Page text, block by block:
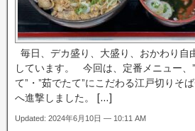
毎日、デカ盛り、大盛り、おかわり自
しています。 今回は、定番メニュー、
て”・”茹でたて”にこだわる江戸切りそ
へ進撃しました。 […]
Updated: 2024年6月10日 — 10:11 AM